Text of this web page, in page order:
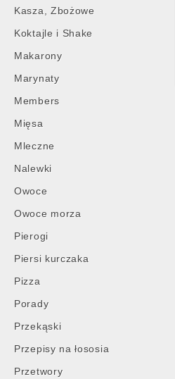
Kasza, Zbożowe
Koktajle i Shake
Makarony
Marynaty
Members
Mięsa
Mleczne
Nalewki
Owoce
Owoce morza
Pierogi
Piersi kurczaka
Pizza
Porady
Przekąski
Przepisy na łososia
Przetwory